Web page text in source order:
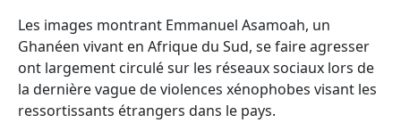
Les images montrant Emmanuel Asamoah, un
Ghanéen vivant en Afrique du Sud, se faire agresser
ont largement circulé sur les réseaux sociaux lors de
la dernière vague de violences xénophobes visant les
ressortissants étrangers dans le pays.